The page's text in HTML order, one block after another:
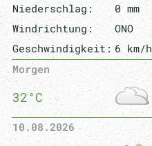
Niederschlag:
0 mm
Windrichtung:
ONO
Geschwindigkeit: 6 km/h
Morgen
32°C
10.08.2026